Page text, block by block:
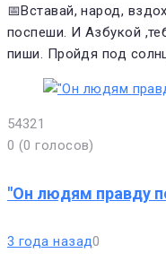
📅Вставай, народ,
поспеши. И Азбукой
пиши. Пройдя под
54321
0 (0 голосов)
"Он людям правду
3 года назад0